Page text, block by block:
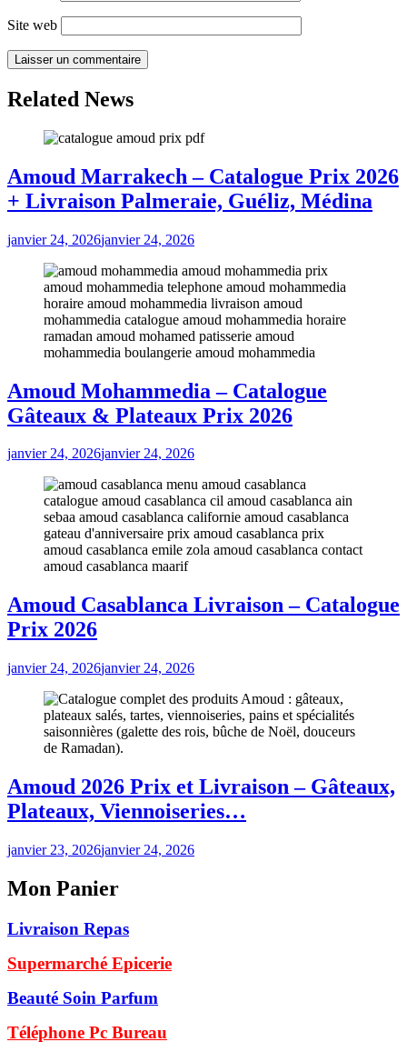
Site web
Related News
Amoud Marrakech – Catalogue Prix 2026
+ Livraison Palmeraie, Guéliz, Médina
janvier 24, 2026janvier 24, 2026
Amoud Mohammedia – Catalogue
Gâteaux & Plateaux Prix 2026
janvier 24, 2026janvier 24, 2026
Amoud Casablanca Livraison – Catalogue
Prix 2026
janvier 24, 2026janvier 24, 2026
Amoud 2026 Prix et Livraison – Gâteaux,
Plateaux, Viennoiseries…
janvier 23, 2026janvier 24, 2026
Mon Panier
Livraison Repas
Supermarché Epicerie
Beauté Soin Parfum
Téléphone Pc Bureau